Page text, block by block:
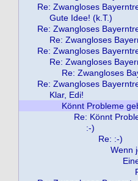
Re: Zwangloses
Gute Idee! (k.T.)
Re: Zwangloses
Re: Zwangloses
Re: Zwangloses
Re: Zwangloses
Re: Zwangloses
Re: Zwangloses
Klar, Edi!
Könnt Probleme
Re: Könnt
:-)
Re: :-)
Wenn